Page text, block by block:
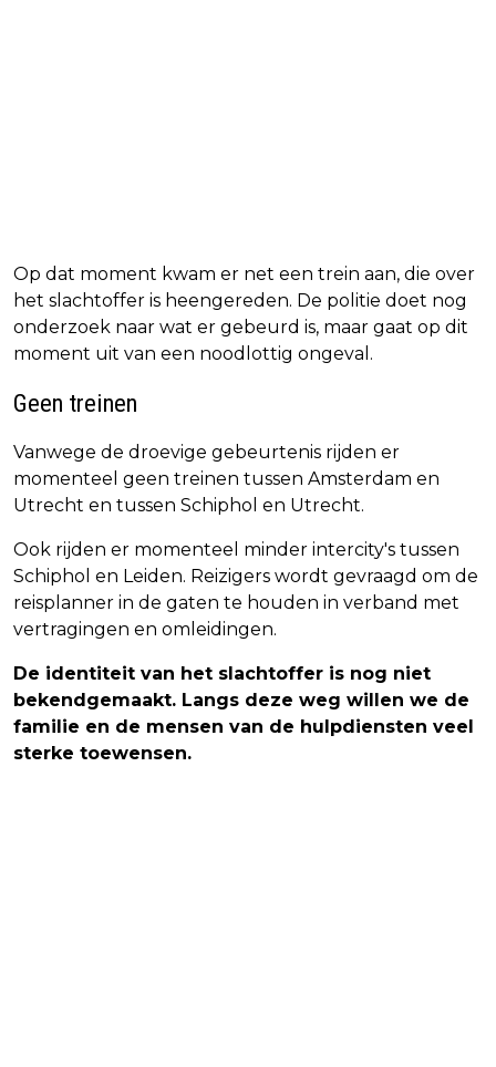
Op dat moment kwam er net een trein aan, die over
het slachtoffer is heengereden. De politie doet nog
onderzoek naar wat er gebeurd is, maar gaat op dit
moment uit van een noodlottig ongeval.
Geen treinen
Vanwege de droevige gebeurtenis rijden er
momenteel geen treinen tussen Amsterdam en
Utrecht en tussen Schiphol en Utrecht.
Ook rijden er momenteel minder intercity's tussen
Schiphol en Leiden. Reizigers wordt gevraagd om de
reisplanner in de gaten te houden in verband met
vertragingen en omleidingen.
De identiteit van het slachtoffer is nog niet
bekendgemaakt. Langs deze weg willen we de
familie en de mensen van de hulpdiensten veel
sterke toewensen.